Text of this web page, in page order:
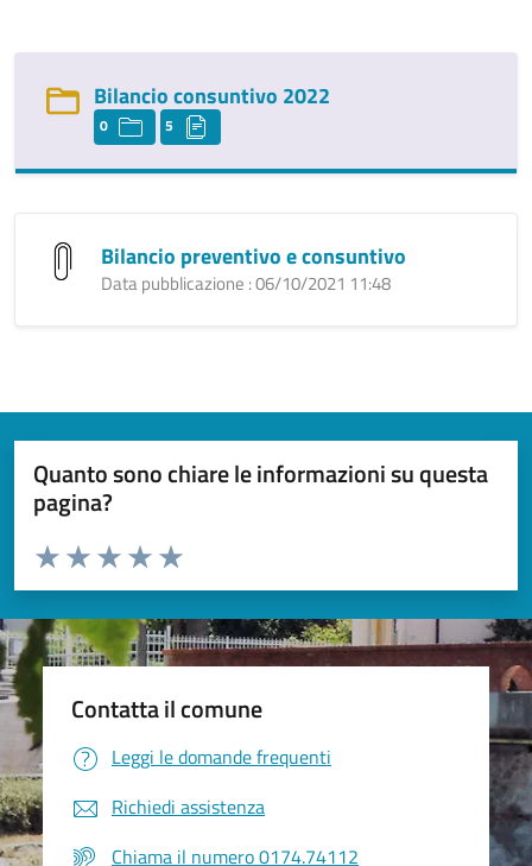
Bilancio consuntivo 2022
0 5
Bilancio preventivo e consuntivo
Data pubblicazione : 06/10/2021 11:48
Quanto sono chiare le informazioni su questa
pagina?
Valuta da 1 a 5 stelle la pagina
Valuta 5 stelle su 5
Valuta 4 stelle su 5
Valuta 3 stelle su 5
Valuta 2 stelle su 5
Valuta 1 stelle su 5
Contatta il comune
Leggi le domande frequenti
Richiedi assistenza
Chiama il numero 0174.74112